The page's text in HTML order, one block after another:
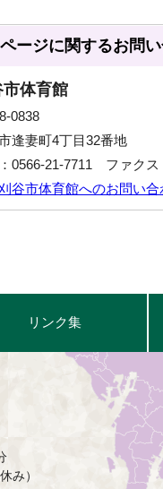
ージに関するお問
体育館
0838
逢妻町4丁目32番地
0566-21-7711 ファクス
谷市体育館へのお問い
リンク集
み）